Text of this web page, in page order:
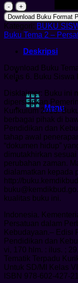
Menu
Kuantitas
Buku
Tema
2
–
Persatuan
dalam
Perbedaan
Kelas
6
Download Buku Format
Kategori: BUKU
Buku Tema 2 –
Deskripsi
Download Buku
Kelas 6. Buku Siswa
Disklaimer: Buku ini
dipersiapkan
Kurikulum 2013.
berbagai pihak di
Pendidikan dan
tahap awal
“dokumen hidup”
dimutakhirkan
perubahan zaman.
dialamatkan kepada
http://
kualitas buku ini.
Indonesia.
Persatuan dalam
Kebudayaan.– Edisi
Pendidikan dan
vi, 170 hlm. : ilus. ;
Tematik Terpadu
Untuk SD/MI Kelas VI
ISBN 978-602-427-